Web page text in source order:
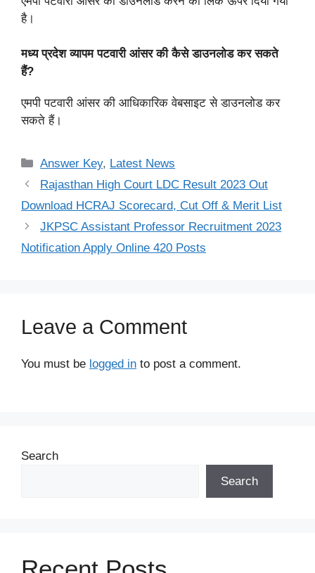
है।
मध्य प्रदेश व्यापम पटवारी आंसर की कैसे डाउनलोड कर सकते
हैं?
एमपी पटवारी आंसर की आधिकारिक वेबसाइट से डाउनलोड कर
सकते हैं।
Categories
Answer Key, Latest News
Rajasthan High Court LDC Result 2023 Out
Download HCRAJ Scorecard, Cut Off & Merit List
JKPSC Assistant Professor Recruitment 2023
Notification Apply Online 420 Posts
Leave a Comment
You must be logged in to post a comment.
Search
Search